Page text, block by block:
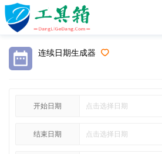
连续日期生成器
开始日期
结束日期